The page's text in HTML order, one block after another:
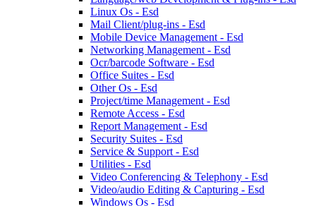
Linux Os - Esd
Mail Client/plug-ins - Esd
Mobile Device Management - Esd
Networking Management - Esd
Ocr/barcode Software - Esd
Office Suites - Esd
Other Os - Esd
Project/time Management - Esd
Remote Access - Esd
Report Management - Esd
Security Suites - Esd
Service & Support - Esd
Utilities - Esd
Video Conferencing & Telephony - Esd
Video/audio Editing & Capturing - Esd
Windows Os - Esd